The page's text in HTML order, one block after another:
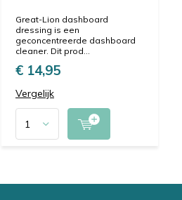
Great-Lion dashboard
dressing is een
geconcentreerde dashboard
cleaner. Dit prod...
€ 14,95
Vergelijk